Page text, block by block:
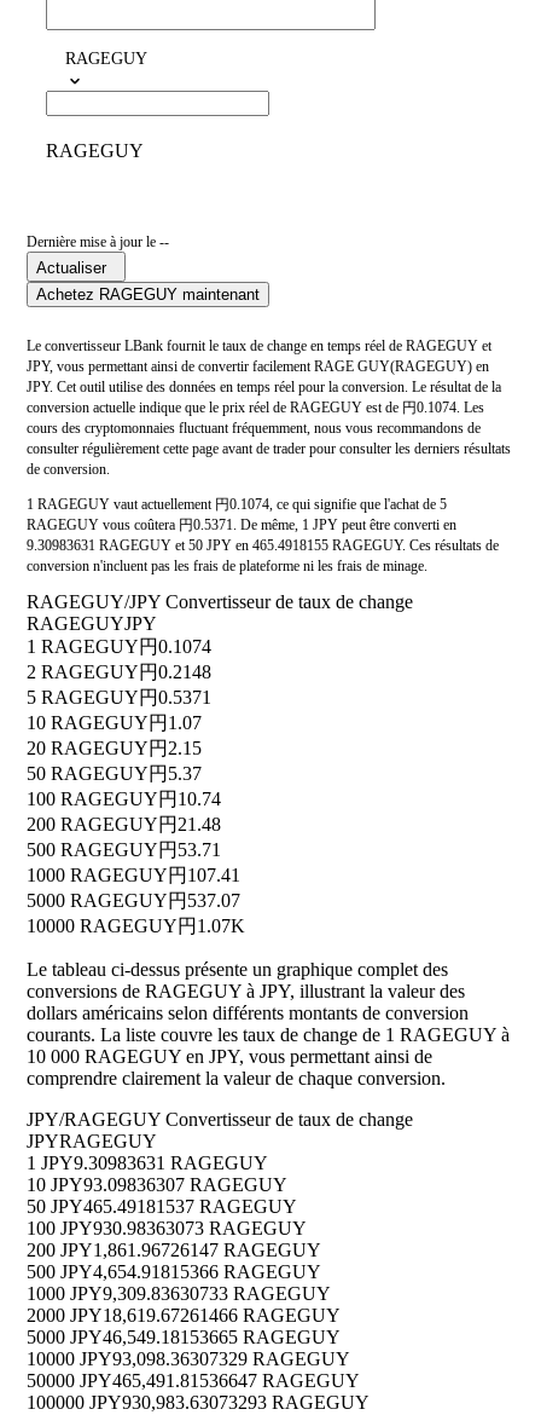
RAGEGUY
RAGEGUY
Dernière mise à jour le --
Actualiser
Achetez RAGEGUY maintenant
Le convertisseur LBank fournit le taux de change en temps réel de RAGEGUY et
JPY, vous permettant ainsi de convertir facilement RAGE GUY(RAGEGUY) en
JPY. Cet outil utilise des données en temps réel pour la conversion. Le résultat de la
conversion actuelle indique que le prix réel de RAGEGUY est de 円0.1074. Les
cours des cryptomonnaies fluctuant fréquemment, nous vous recommandons de
consulter régulièrement cette page avant de trader pour consulter les derniers résultats
de conversion.
1 RAGEGUY vaut actuellement 円0.1074, ce qui signifie que l'achat de 5
RAGEGUY vous coûtera 円0.5371. De même, 1 JPY peut être converti en
9.30983631 RAGEGUY et 50 JPY en 465.4918155 RAGEGUY. Ces résultats de
conversion n'incluent pas les frais de plateforme ni les frais de minage.
RAGEGUY/JPY Convertisseur de taux de change
RAGEGUYJPY
1 RAGEGUY円0.1074
2 RAGEGUY円0.2148
5 RAGEGUY円0.5371
10 RAGEGUY円1.07
20 RAGEGUY円2.15
50 RAGEGUY円5.37
100 RAGEGUY円10.74
200 RAGEGUY円21.48
500 RAGEGUY円53.71
1000 RAGEGUY円107.41
5000 RAGEGUY円537.07
10000 RAGEGUY円1.07K
Le tableau ci-dessus présente un graphique complet des
conversions de RAGEGUY à JPY, illustrant la valeur des
dollars américains selon différents montants de conversion
courants. La liste couvre les taux de change de 1 RAGEGUY à
10 000 RAGEGUY en JPY, vous permettant ainsi de
comprendre clairement la valeur de chaque conversion.
JPY/RAGEGUY Convertisseur de taux de change
JPYRAGEGUY
1 JPY9.30983631 RAGEGUY
10 JPY93.09836307 RAGEGUY
50 JPY465.49181537 RAGEGUY
100 JPY930.98363073 RAGEGUY
200 JPY1,861.96726147 RAGEGUY
500 JPY4,654.91815366 RAGEGUY
1000 JPY9,309.83630733 RAGEGUY
2000 JPY18,619.67261466 RAGEGUY
5000 JPY46,549.18153665 RAGEGUY
10000 JPY93,098.36307329 RAGEGUY
50000 JPY465,491.81536647 RAGEGUY
100000 JPY930,983.63073293 RAGEGUY